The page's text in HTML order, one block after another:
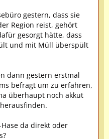
gestern, dass sie
Region reist, gehört
gesorgt hätte, dass
und mit Müll überspült
dann gestern erstmal
befragt um zu erfahren,
überhaupt noch akkut
da direkt oder